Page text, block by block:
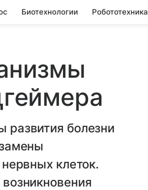
Биотехнологии Робототехника
болезни
клеток.